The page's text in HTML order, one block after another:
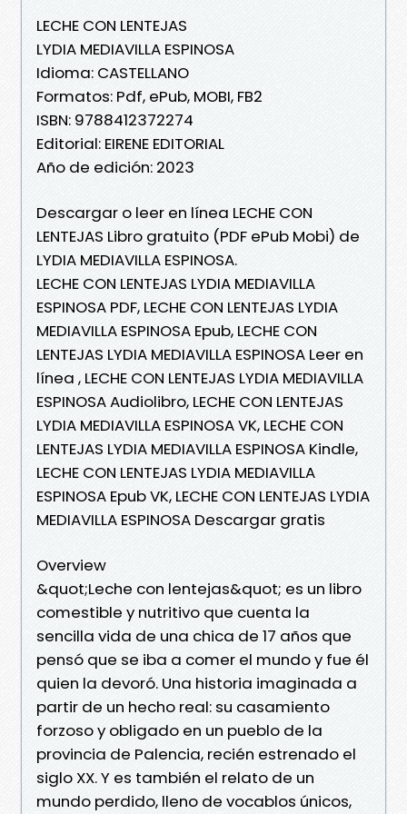
LECHE CON LENTEJAS
LYDIA MEDIAVILLA ESPINOSA
Idioma: CASTELLANO
Formatos: Pdf, ePub, MOBI, FB2
ISBN: 9788412372274
Editorial: EIRENE EDITORIAL
Año de edición: 2023
Descargar o leer en línea LECHE CON
LENTEJAS Libro gratuito (PDF ePub Mobi) de
LYDIA MEDIAVILLA ESPINOSA.
LECHE CON LENTEJAS LYDIA MEDIAVILLA
ESPINOSA PDF, LECHE CON LENTEJAS LYDIA
MEDIAVILLA ESPINOSA Epub, LECHE CON
LENTEJAS LYDIA MEDIAVILLA ESPINOSA Leer en
línea , LECHE CON LENTEJAS LYDIA MEDIAVILLA
ESPINOSA Audiolibro, LECHE CON LENTEJAS
LYDIA MEDIAVILLA ESPINOSA VK, LECHE CON
LENTEJAS LYDIA MEDIAVILLA ESPINOSA Kindle,
LECHE CON LENTEJAS LYDIA MEDIAVILLA
ESPINOSA Epub VK, LECHE CON LENTEJAS LYDIA
MEDIAVILLA ESPINOSA Descargar gratis
Overview
&quot;Leche con lentejas&quot; es un libro
comestible y nutritivo que cuenta la
sencilla vida de una chica de 17 años que
pensó que se iba a comer el mundo y fue él
quien la devoró. Una historia imaginada a
partir de un hecho real: su casamiento
forzoso y obligado en un pueblo de la
provincia de Palencia, recién estrenado el
siglo XX. Y es también el relato de un
mundo perdido, lleno de vocablos únicos,